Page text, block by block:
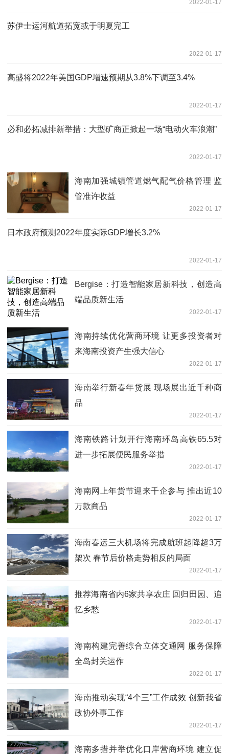
2022-01-17
苏伊士运河航道拓宽或于明夏完工
2022-01-17
高盛将2022年美国GDP增速预期从3.8%下调至3.4%
2022-01-17
必和必拓减排新举措：大型矿商正掀起一场“电动火车浪潮”
2022-01-17
海南加强城镇管道燃气配气价格管理 监
管准许收益
2022-01-17
日本政府预测2022年度实际GDP增长3.2%
2022-01-17
Bergise：打造智能家居新科技，创造高
端品质新生活
2022-01-17
海南持续优化营商环境 让更多投资者对
来海南投资产生强大信心
2022-01-17
海南举行新春年货展 现场展出近千种商
品
2022-01-17
海南铁路计划开行海南环岛高铁65.5对
进一步拓展便民服务举措
2022-01-17
海南网上年货节迎来千企参与 推出近10
万款商品
2022-01-17
海南春运三大机场将完成航班起降超3万
架次 春节后价格走势相反的局面
2022-01-17
推荐海南省内6家共享农庄 回归田园、追
忆乡愁
2022-01-17
海南构建完善综合立体交通网 服务保障
全岛封关运作
2022-01-17
海南推动实现“4个三”工作成效 创新我省
政协外事工作
2022-01-17
海南多措并举优化口岸营商环境 建立促